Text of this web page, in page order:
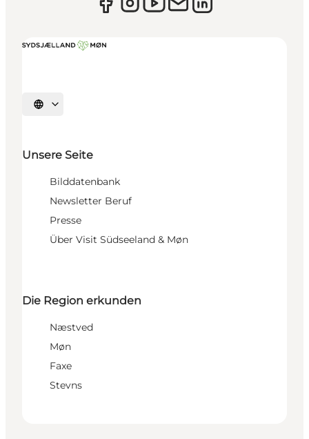
Sprache auswählen
Unsere Seite
Bilddatenbank
Newsletter Beruf
Presse
Über Visit Südseeland & Møn
Die Region erkunden
Næstved
Møn
Faxe
Stevns